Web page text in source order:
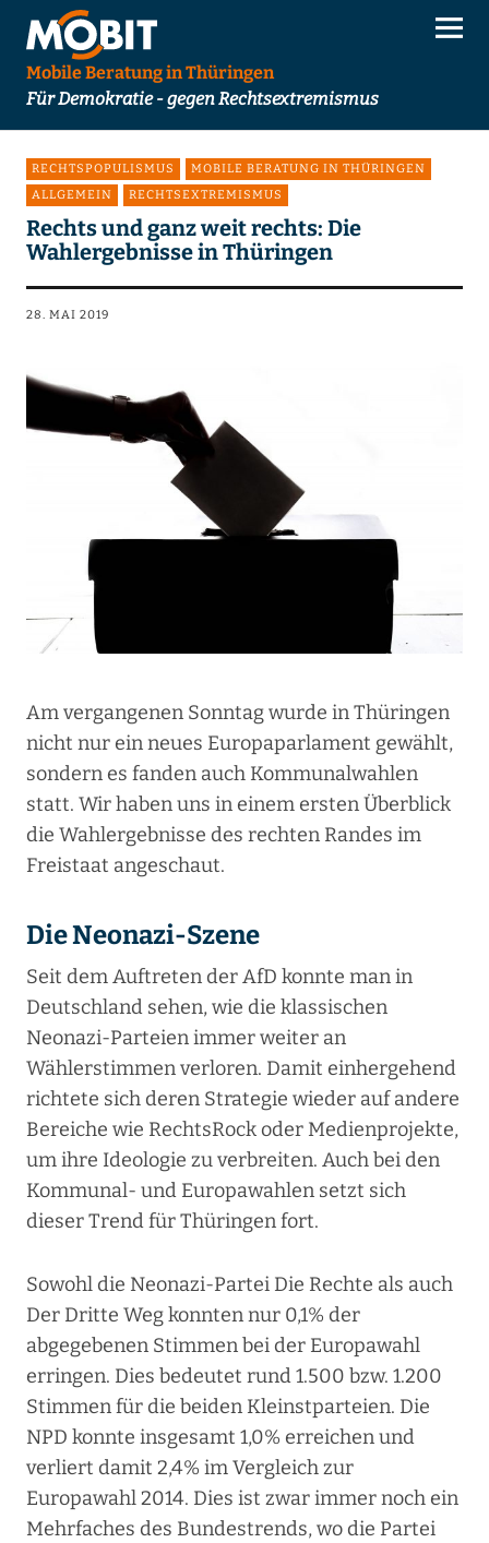
Mobile Beratung in Thüringen
Für Demokratie - gegen Rechtsextremismus
RECHTSPOPULISMUS
MOBILE BERATUNG IN THÜRINGEN
ALLGEMEIN
RECHTSEXTREMISMUS
Rechts und ganz weit rechts: Die
Wahlergebnisse in Thüringen
28. MAI 2019
Am vergangenen Sonntag wurde in Thüringen
nicht nur ein neues Europaparlament gewählt,
sondern es fanden auch Kommunalwahlen
statt. Wir haben uns in einem ersten Überblick
die Wahlergebnisse des rechten Randes im
Freistaat angeschaut.
Die Neonazi-Szene
Seit dem Auftreten der AfD konnte man in
Deutschland sehen, wie die klassischen
Neonazi-Parteien immer weiter an
Wählerstimmen verloren. Damit einhergehend
richtete sich deren Strategie wieder auf andere
Bereiche wie RechtsRock oder Medienprojekte,
um ihre Ideologie zu verbreiten. Auch bei den
Kommunal- und Europawahlen setzt sich
dieser Trend für Thüringen fort.
Sowohl die Neonazi-Partei Die Rechte als auch
Der Dritte Weg konnten nur 0,1% der
abgegebenen Stimmen bei der Europawahl
erringen. Dies bedeutet rund 1.500 bzw. 1.200
Stimmen für die beiden Kleinstparteien. Die
NPD konnte insgesamt 1,0% erreichen und
verliert damit 2,4% im Vergleich zur
Europawahl 2014. Dies ist zwar immer noch ein
Mehrfaches des Bundestrends, wo die Partei